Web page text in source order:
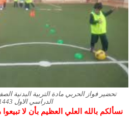
تحضير فواز الحربي مادة التربية البدنية
الدراسي الاول 1443 هـ
نسألكم بالله العلي العظيم بأن لا